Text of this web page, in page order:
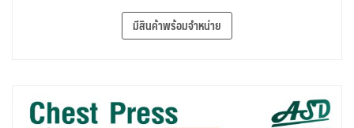
มีสินค้าพร้อมจำหน่าย